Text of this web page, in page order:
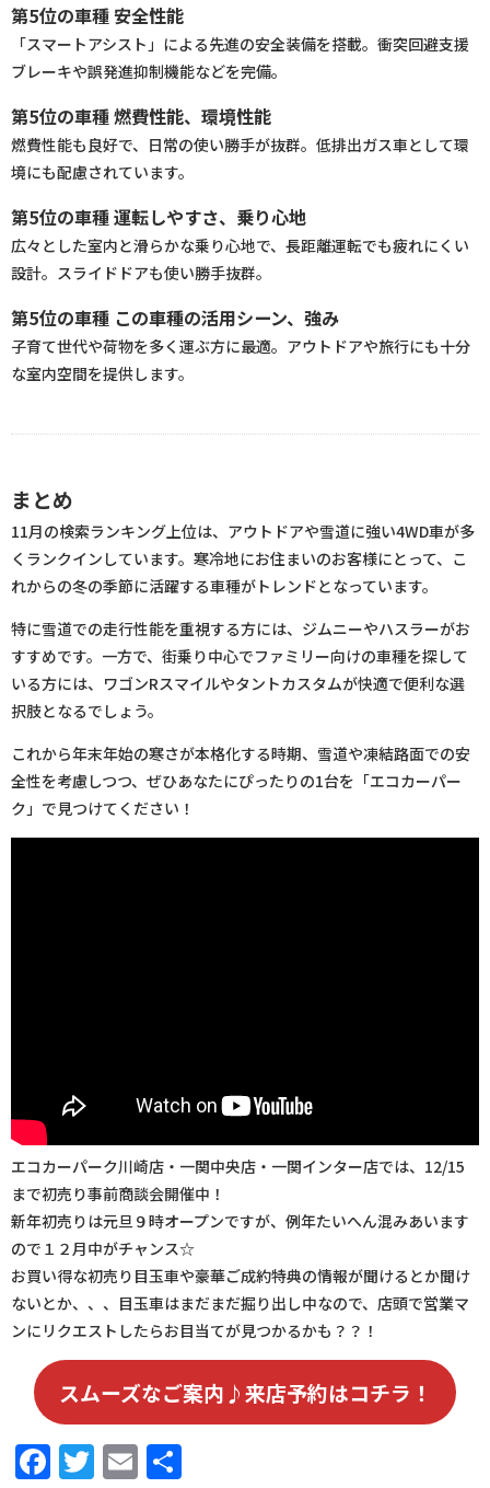
第5位の車種 安全性能
「スマートアシスト」による先進の安全装備を搭載。衝突回避支援
ブレーキや誤発進抑制機能などを完備。
第5位の車種 燃費性能、環境性能
燃費性能も良好で、日常の使い勝手が抜群。低排出ガス車として環
境にも配慮されています。
第5位の車種 運転しやすさ、乗り心地
広々とした室内と滑らかな乗り心地で、長距離運転でも疲れにくい
設計。スライドドアも使い勝手抜群。
第5位の車種 この車種の活用シーン、強み
子育て世代や荷物を多く運ぶ方に最適。アウトドアや旅行にも十分
な室内空間を提供します。
まとめ
11月の検索ランキング上位は、アウトドアや雪道に強い4WD車が多
くランクインしています。寒冷地にお住まいのお客様にとって、こ
れからの冬の季節に活躍する車種がトレンドとなっています。
特に雪道での走行性能を重視する方には、ジムニーやハスラーがお
すすめです。一方で、街乗り中心でファミリー向けの車種を探して
いる方には、ワゴンRスマイルやタントカスタムが快適で便利な選
択肢となるでしょう。
これから年末年始の寒さが本格化する時期、雪道や凍結路面での安
全性を考慮しつつ、ぜひあなたにぴったりの1台を「エコカーパー
ク」で見つけてください！
エコカーパーク川崎店・一関中央店・一関インター店では、12/15
まで初売り事前商談会開催中！
新年初売りは元旦９時オープンですが、例年たいへん混みあいます
ので１２月中がチャンス☆
お買い得な初売り目玉車や豪華ご成約特典の情報が聞けるとか聞け
ないとか、、、目玉車はまだまだ掘り出し中なので、店頭で営業マ
ンにリクエストしたらお目当てが見つかるかも？？！
スムーズなご案内♪来店予約はコチラ！
Facebook
Twitter
Email